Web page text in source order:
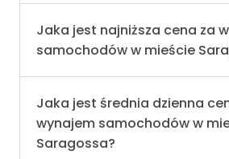
Jaka jest najniższa cena za
samochodów w mieście
Jaka jest średnia dzienna
wynajem samochodów w
Saragossa?